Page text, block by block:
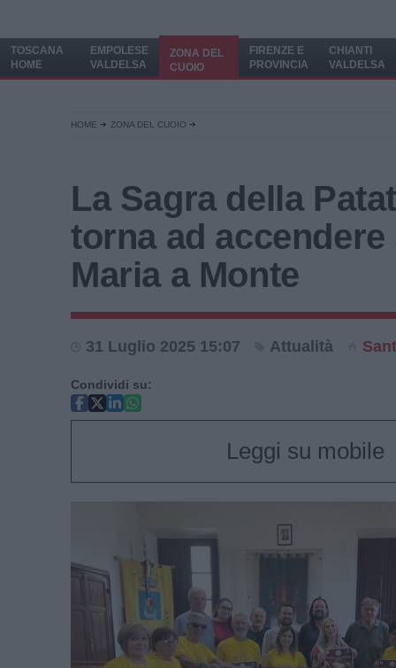
TOSCANA
HOME
EMPOLESE
VALDELSA
ZONA DEL
CUOIO
FIRENZE E
PROVINCIA
CHIANTI
VALDELSA
HOME ZONA DEL CUOIO
La Sagra della
torna ad accendere
Maria a Monte
31 Luglio 2025 15:07 Attualità
Condividi su:
Leggi su mobile